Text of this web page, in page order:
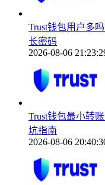
Trust钱包用户多
长密码
2026-08-06
Trust钱包最小转
坑指南
2026-08-06